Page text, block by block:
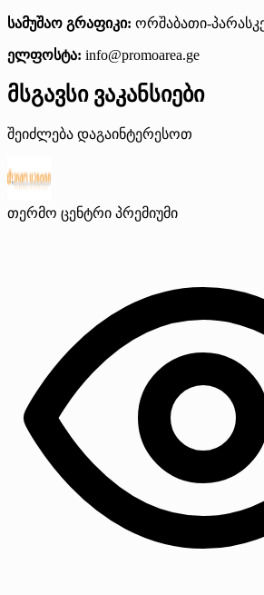
სამუშაო გრაფიკი: ორშაბათი-
ელფოსტა: info@promoarea.ge
მსგავსი ვაკანსიები
შეიძლება დაგაინტერესოთ
თერმო ცენტრი პრემიუმი